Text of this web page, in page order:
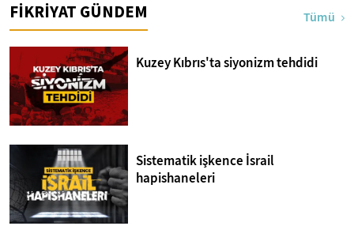
FİKRİYAT GÜNDEM Tümü
Kuzey Kıbrıs'ta siyonizm tehdidi
Sistematik işkence İsrail
hapishaneleri